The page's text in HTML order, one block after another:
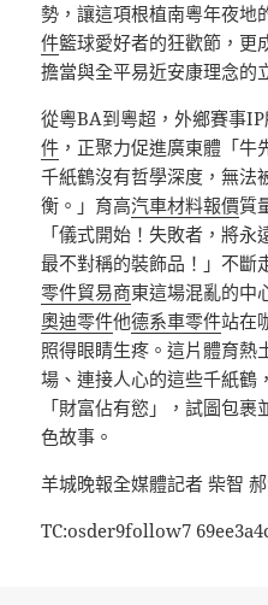
勢，讓這項根植南粵年夜地
件籃球愛好者的狂歡節，更
擔當與全平易近安康理念的
從粵BA到粵超，外鄉賽事
件 ，正聚力促進廣東體「
千紙鶴沒有哲學深度，無法
衡。」育高汽車材料報價質
「儀式開始！失敗者，將
最不對稱的裝飾品！」不斷
零件貿易商東這場混亂的中
奧迪零件他德系車零件站在
照得眼睛生疼。這片體育熱
場、連接人心的這些千紙鶴
「財富佔有慾」，試圖包
色故事。
羊城晚報全媒體記者 柴智
TC:osder9follow7